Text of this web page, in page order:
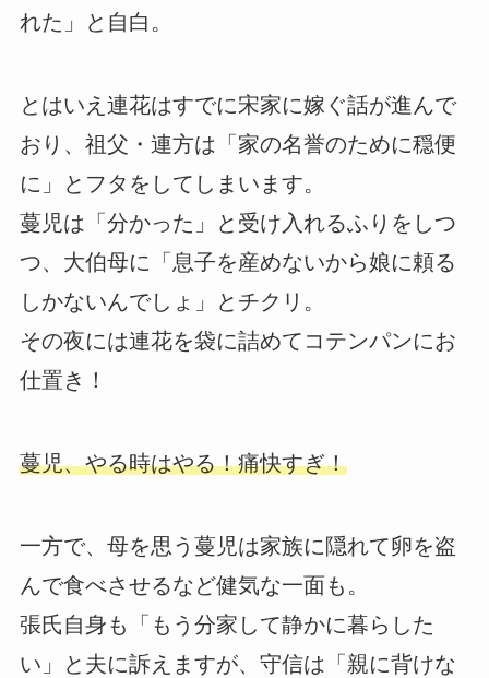
れた」と自白。
とはいえ連花はすでに宋家に嫁ぐ話が進んで
おり、祖父・連方は「家の名誉のために穏便
に」とフタをしてしまいます。
蔓児は「分かった」と受け入れるふりをしつ
つ、大伯母に「息子を産めないから娘に頼る
しかないんでしょ」とチクリ。
その夜には連花を袋に詰めてコテンパンにお
仕置き！
蔓児、やる時はやる！痛快すぎ！
一方で、母を思う蔓児は家族に隠れて卵を盗
んで食べさせるなど健気な一面も。
張氏自身も「もう分家して静かに暮らした
い」と夫に訴えますが、守信は「親に背けな